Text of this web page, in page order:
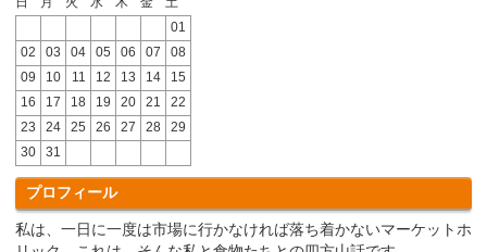
01
02
03 04 05 06 07
08
09
10 11 12 13 14
15
16
17 18 19 20 21
22
23
24 25 26 27 28
29
30
31
プロフィール
私は、一日に一度は市場に行かなければ落ち着かないマーケットホ